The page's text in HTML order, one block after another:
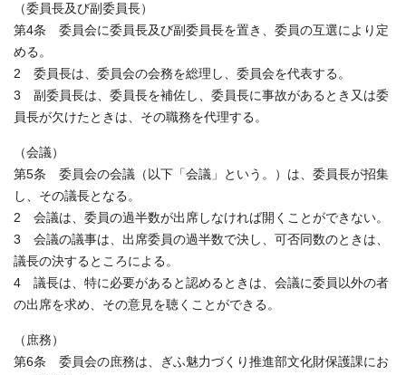
（委員長及び副委員長）
第4条 委員会に委員長及び副委員長を置き、委員の互選により定
める。
2 委員長は、委員会の会務を総理し、委員会を代表する。
3 副委員長は、委員長を補佐し、委員長に事故があるとき又は委
員長が欠けたときは、その職務を代理する。
（会議）
第5条 委員会の会議（以下「会議」という。）は、委員長が招集
し、その議長となる。
2 会議は、委員の過半数が出席しなければ開くことができない。
3 会議の議事は、出席委員の過半数で決し、可否同数のときは、
議長の決するところによる。
4 議長は、特に必要があると認めるときは、会議に委員以外の者
の出席を求め、その意見を聴くことができる。
（庶務）
第6条 委員会の庶務は、ぎふ魅力づくり推進部文化財保護課にお